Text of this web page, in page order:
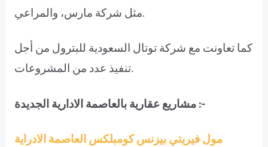
مثل شركة مارس، والمراعي.
كما تعاونت مع شركة توتال السعودية للبترول من أجل
تنفيذ عدد من المشروعات.
مشاريع عقارية بالعاصمة الادارية الجديدة :-
مول فيريتي بيزنس كومبلكس العاصمة الادراية